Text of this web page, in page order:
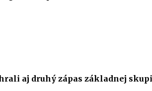
aj druhý zápas základnej